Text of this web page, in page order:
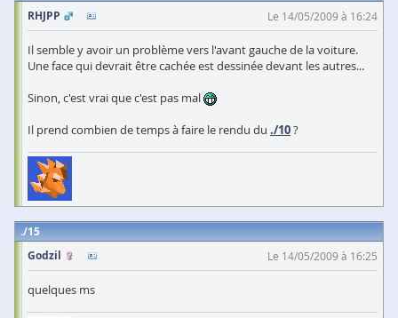
RHJPP
Le 14/05/2009 à 16:24
Il semble y avoir un problème vers l'avant gauche de la voiture.
Une face qui devrait être cachée est dessinée devant les autres...
Sinon, c'est vrai que c'est pas mal
Il prend combien de temps à faire le rendu du ./10?
15
Godzil
Le 14/05/2009 à 16:25
quelques ms